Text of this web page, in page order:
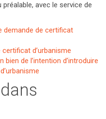
avec le service de
demande de certificat
d’urbanisme
bien de l’intention d’introduire